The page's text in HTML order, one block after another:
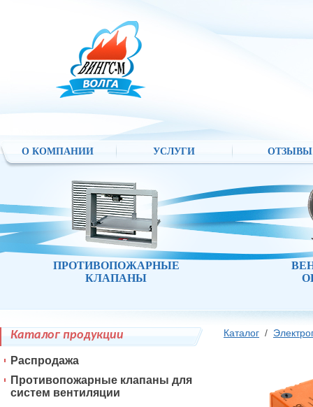
О КОМПАНИИ УСЛУГИ ОТЗЫВЫ
ПРОТИВОПОЖАРНЫЕ
КЛАПАНЫ
Каталог /
Каталог продукции
Распродажа
Противопожарные клапаны для
систем вентиляции